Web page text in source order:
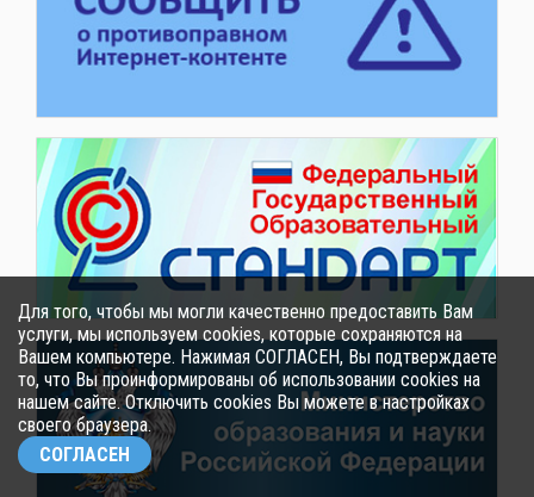
Для того, чтобы мы могли качественно предоставить Вам
услуги, мы используем cookies, которые сохраняются на
Вашем компьютере. Нажимая СОГЛАСЕН, Вы подтверждаете
то, что Вы проинформированы об использовании cookies на
нашем сайте. Отключить cookies Вы можете в настройках
своего браузера.
СОГЛАСЕН